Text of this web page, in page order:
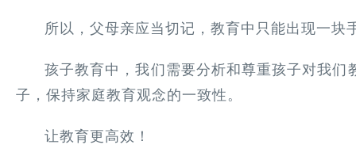
所以，父母亲应当切记，教育中只能出现一块
孩子教育中，我们需要分析和尊重孩子对我
子，保持家庭教育观念的一致性。
让教育更高效！